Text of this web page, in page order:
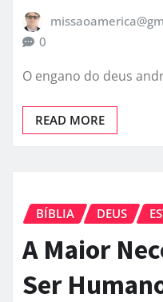
0
O engano do deus
READ MORE
BÍBLIA DEUS
A Maior
Ser